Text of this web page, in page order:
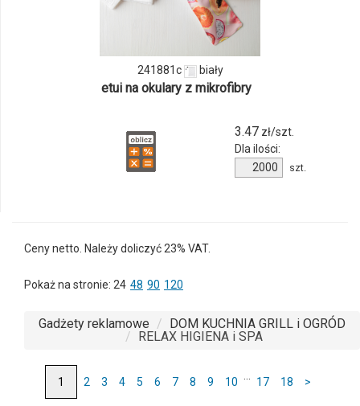
ilości
produktu
241881c
241881c biały
etui na okulary z mikrofibry
3.47zł/szt.
Dla ilości:
Ilość
produktu
szt.
Ceny netto. Należy doliczyć 23% VAT.
Pokaż na stronie: 24 48 90 120
Gadżety reklamowe
DOM KUCHNIA GRILL i OGRÓD
RELAX HIGIENA i SPA
2 3 4 5 6 7 8 9 10 17 18 >